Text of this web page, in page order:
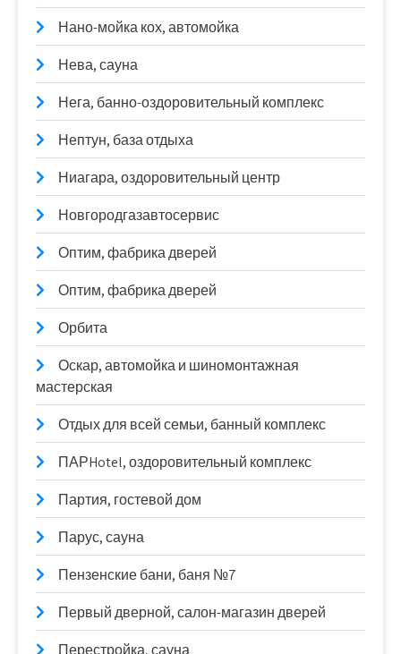
Нано-мойка кох, автомойка
Нева, сауна
Нега, банно-оздоровительный комплекс
Нептун, база отдыха
Ниагара, оздоровительный центр
Новгородгазавтосервис
Оптим, фабрика дверей
Оптим, фабрика дверей
Орбита
Оскар, автомойка и шиномонтажная
мастерская
Отдых для всей семьи, банный комплекс
ПАРHotel, оздоровительный комплекс
Партия, гостевой дом
Парус, сауна
Пензенские бани, баня №7
Первый дверной, салон-магазин дверей
Перестройка, сауна